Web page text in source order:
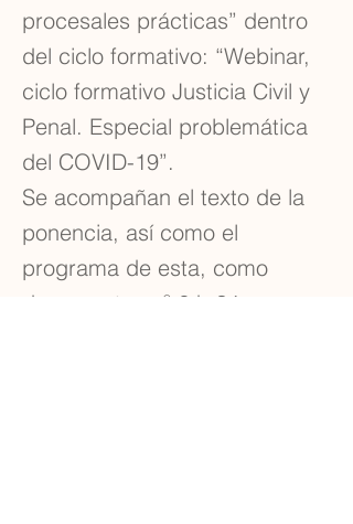
procesales prácticas” dentro
del ciclo formativo: “Webinar,
ciclo formativo Justicia Civil y
Penal. Especial problemática
del COVID-19”.
Se acompañan el texto de la
ponencia, así como el
programa de esta, como
documentos nº 6.h.24 y